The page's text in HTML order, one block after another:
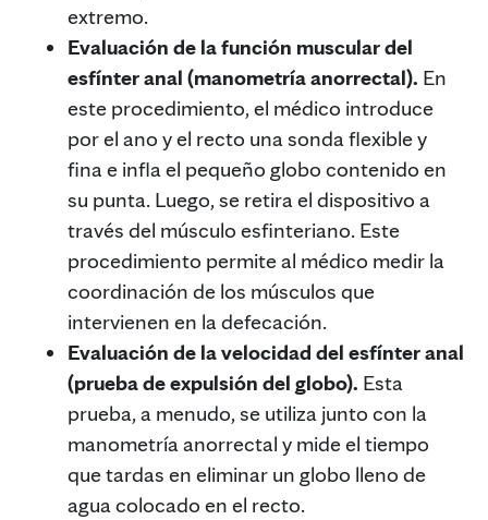
extremo.
Evaluación de la función muscular del
esfínter anal (manometría anorrectal). En
este procedimiento, el médico introduce
por el ano y el recto una sonda flexible y
fina e infla el pequeño globo contenido en
su punta. Luego, se retira el dispositivo a
través del músculo esfinteriano. Este
procedimiento permite al médico medir la
coordinación de los músculos que
intervienen en la defecación.
Evaluación de la velocidad del esfínter anal
(prueba de expulsión del globo). Esta
prueba, a menudo, se utiliza junto con la
manometría anorrectal y mide el tiempo
que tardas en eliminar un globo lleno de
agua colocado en el recto.